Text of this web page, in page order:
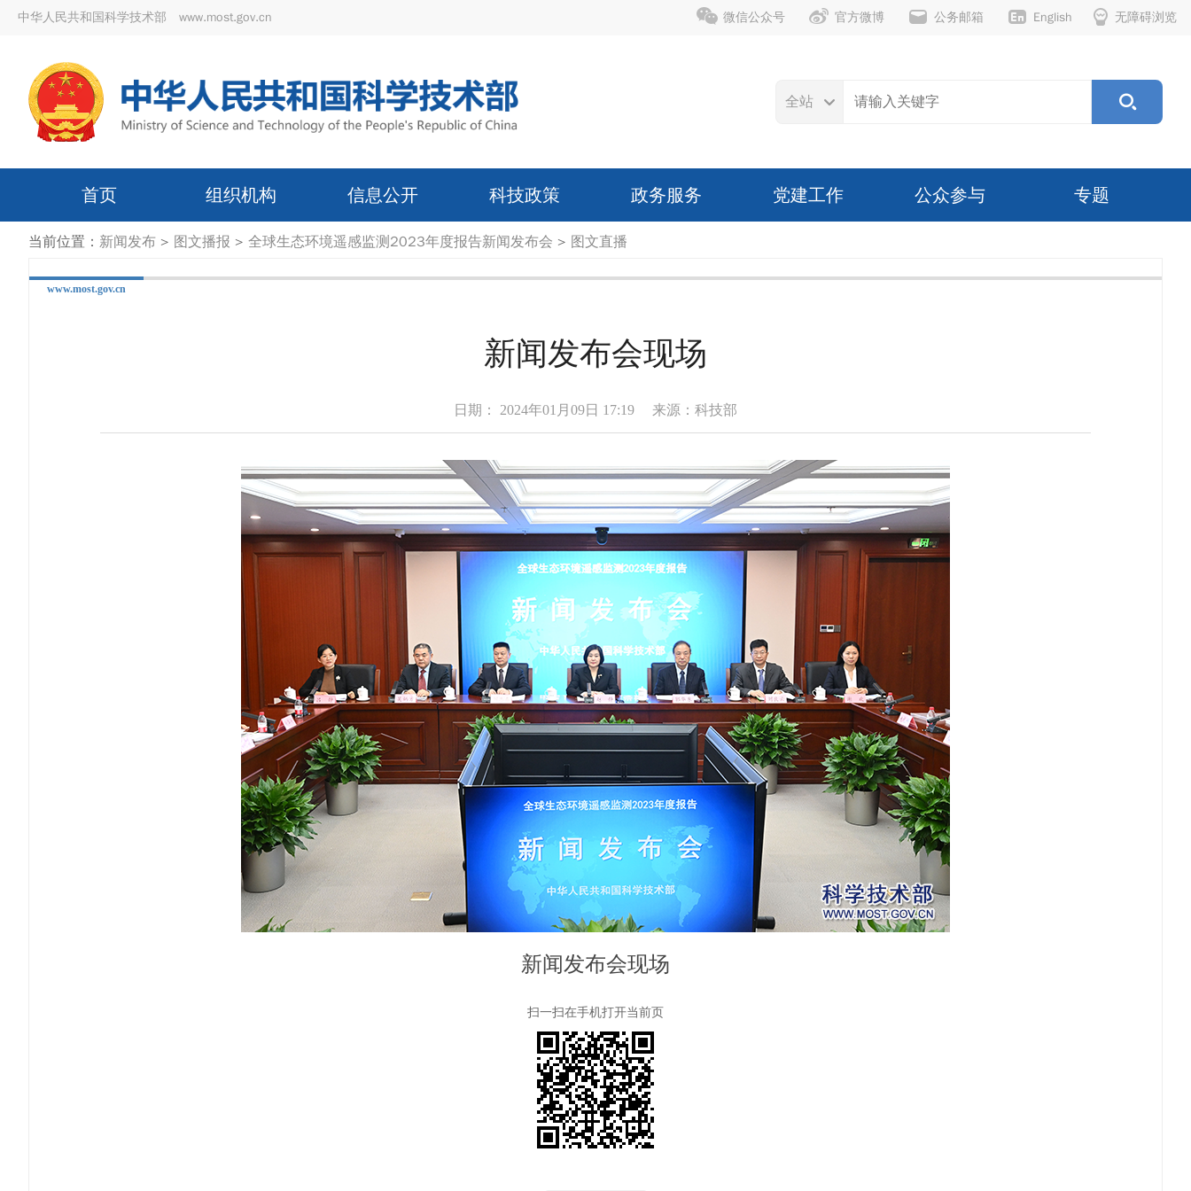
中华人民共和国科学技术部 www.most.gov.cn 无障碍浏览
English
公务邮箱
官方微博
微信公众号
全站
首页 组织机构 信息公开 科技政策 政务服务 党建工作 公众参与 专题
当前位置： 新闻发布 > 图文播报 > 全球生态环境遥感监测2023年度报告新闻发布会 > 图文直播
www.most.gov.cn
新闻发布会现场
日期： 2024年01月09日 17:19 来源：科技部
新闻发布会现场
扫一扫在手机打开当前页